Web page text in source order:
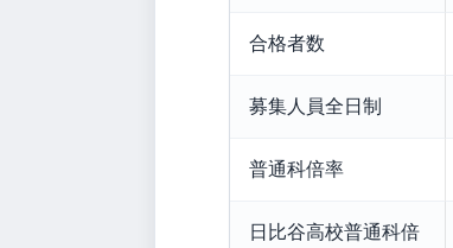
合格者数
募集人員全日制
普通科倍率
日比谷高校普通科倍